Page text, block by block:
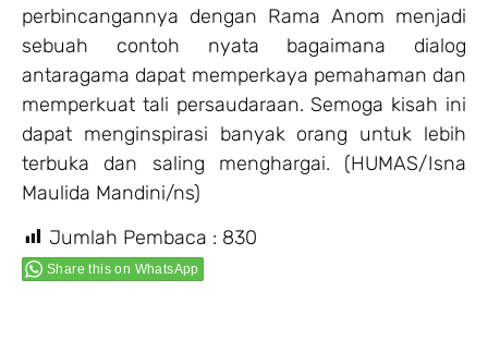
perbincangannya dengan Rama Anom menjadi
sebuah contoh nyata bagaimana dialog
antaragama dapat memperkaya pemahaman dan
memperkuat tali persaudaraan. Semoga kisah ini
dapat menginspirasi banyak orang untuk lebih
terbuka dan saling menghargai. (HUMAS/Isna
Maulida Mandini/ns)
Jumlah Pembaca : 830
Share this on WhatsApp